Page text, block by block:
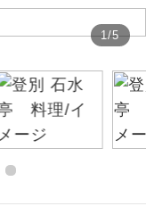
1/5
ている文化遺産や自
スです。
寄るコースです。
済のみとな
ード決済を
をもちまし